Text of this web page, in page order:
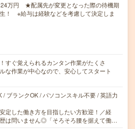
24万円 ★配属先が変更となった際の待機期
！ ※給与は経験などを考慮して決定しま
すぐ覚えられるカンタン作業がたくさ
な作業が中心なので、安心してスタート
/ ブランクOK / パソコンスキル不要 / 英語力
定した働き方を目指したい方歓迎！／経
は問いません◎「そろそろ腰を据えて働…